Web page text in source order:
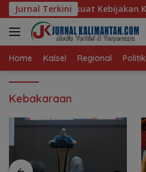
Langsung
ke
konten
Jurnal Terkini
Kesejahteraan Rakyat
Home Kalsel Regional Politik
Kebakaraan